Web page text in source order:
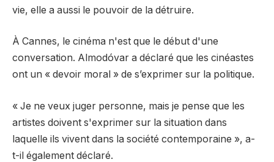
vie, elle a aussi le pouvoir de la détruire.
À Cannes, le cinéma n'est que le début d'une
conversation. Almodóvar a déclaré que les cinéastes
ont un « devoir moral » de s’exprimer sur la politique.
« Je ne veux juger personne, mais je pense que les
artistes doivent s'exprimer sur la situation dans
laquelle ils vivent dans la société contemporaine », a-
t-il également déclaré.